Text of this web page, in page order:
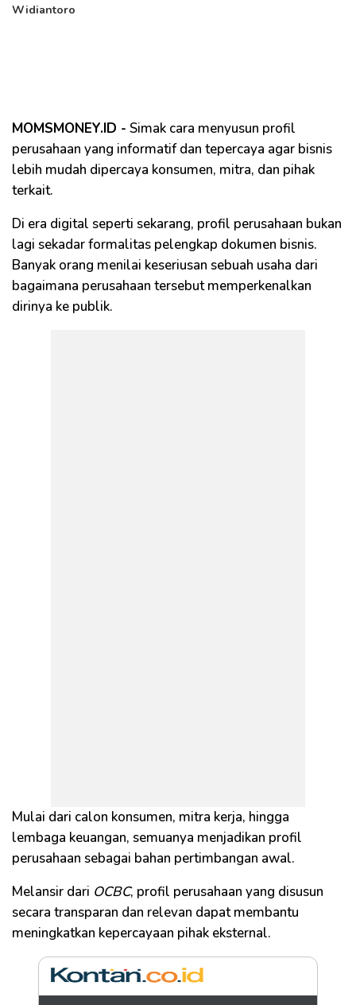
Widiantoro
MOMSMONEY.ID - Simak cara menyusun profil
perusahaan yang informatif dan tepercaya agar bisnis
lebih mudah dipercaya konsumen, mitra, dan pihak
terkait.
Di era digital seperti sekarang, profil perusahaan bukan
lagi sekadar formalitas pelengkap dokumen bisnis.
Banyak orang menilai keseriusan sebuah usaha dari
bagaimana perusahaan tersebut memperkenalkan
dirinya ke publik.
Mulai dari calon konsumen, mitra kerja, hingga
lembaga keuangan, semuanya menjadikan profil
perusahaan sebagai bahan pertimbangan awal.
Melansir dari OCBC, profil perusahaan yang disusun
secara transparan dan relevan dapat membantu
meningkatkan kepercayaan pihak eksternal.